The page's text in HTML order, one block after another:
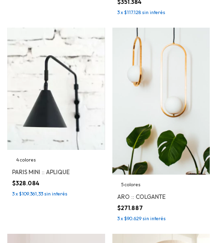
$351.384
3x$117.128 sin interés
4 colores
PARIS MINI :: APLIQUE
$328.084
3x$109.361,33 sin interés
5 colores
ARO :: COLGANTE
$271.887
3x$90.629 sin interés